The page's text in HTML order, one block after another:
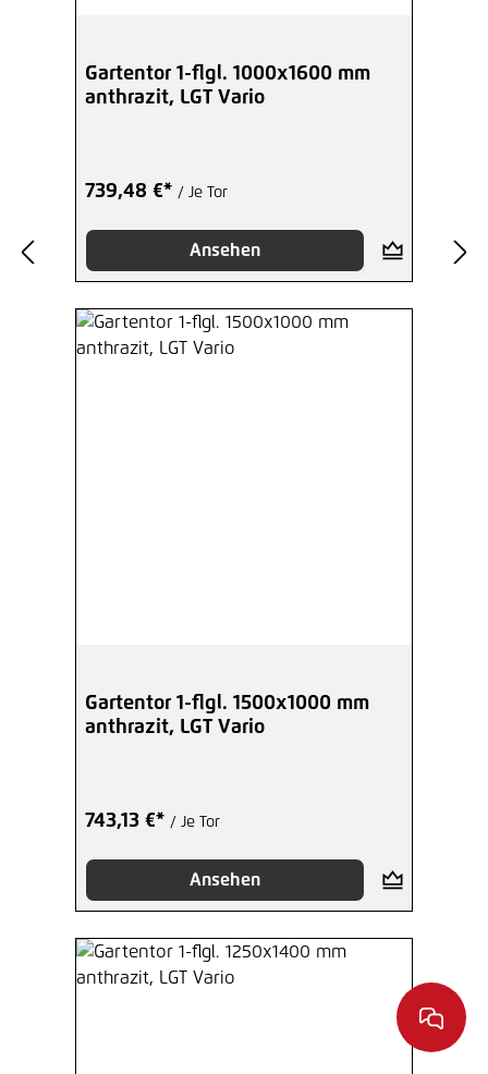
Gartentor 1-flgl. 1000x1600 mm
anthrazit, LGT Vario
739,48 €* / Je Tor
Ansehen
Gartentor 1-flgl. 1500x1000 mm
anthrazit, LGT Vario
743,13 €* / Je Tor
Ansehen